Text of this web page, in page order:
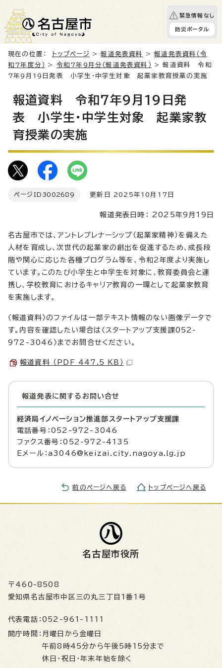
緊急情報なし
防災ポータル
現在の位置： トップページ >報道発表資料 >報道発表資料（令
和7年度分）
> 令和7年9月分（報道発表資料）
> 報道資料 令和
7年9月19日発表 小学生・中学生対象 起業家教育授業の実施
報道資料 令和7年9月19日発
表 小学生・中学生対象 起業家教
育授業の実施
ページID 3002689 更新日 2025年10月17日
報道発表日時： 2025年9月19日
名古屋市では、アントレプレナーシップ（起業家精神）を備えた
人材を育成し、次世代の起業家の創出を促進するため、成長段
階や関心に応じた各種プログラム等を、令和2年度より実施し
ています。このたび小学生と中学生を対象に、教育委員会と連
携し、学校教育におけるキャリア教育の一環として起業家教育
を実施します。
〈報道資料〉のファイルは一部テキスト情報のない画像データで
す。内容を確認したい場合は〈スタートアップ支援課052-
972-3046〉までお問合せください。
報道資料 （PDF 447.5 KB）
報道発表に関するお問い合せ
経済局イノベーション推進部スタートアップ支援課
電話番号：052-972-3046
ファクス番号：052-972-4135
Eメール：a3046@keizai.city.nagoya.lg.jp
前のページへ戻る トップページへ戻る
名古屋市役所
〒460-8508
愛知県名古屋市中区三の丸三丁目1番1号
代表電話： 052-961-1111
開庁時間： 月曜日から金曜日
午前8時45分から午後5時15分まで
休日・祝日・年末年始を除く